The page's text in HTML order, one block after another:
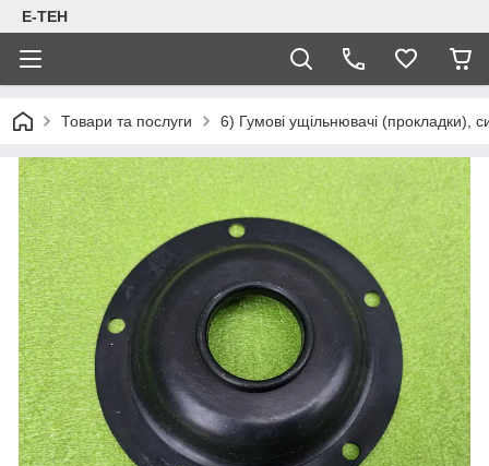
Е-ТЕН
Товари та послуги 6) Гумові ущільнювачі (прокладки),